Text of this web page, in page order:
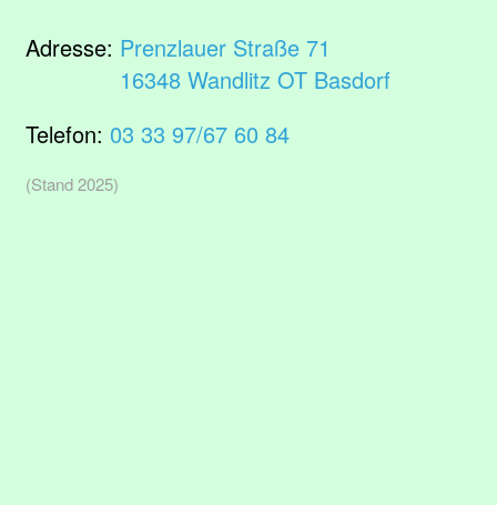
Adresse: Prenzlauer Straße 71
16348 Wandlitz OT Basdorf
Telefon: 03 33 97/67 60 84
(Stand 2025)